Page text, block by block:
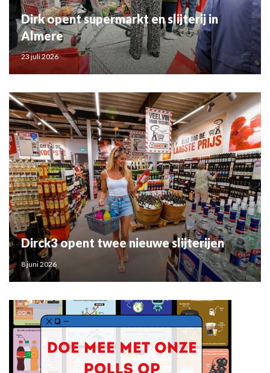
Dirk opent supermarkt en slijterij in
Almere
23 juli 2026
Dirck3 opent twee nieuwe slijterijen
8 juni 2026